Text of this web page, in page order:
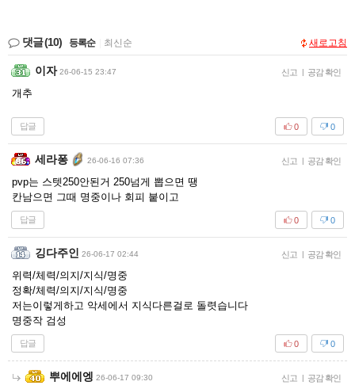
댓글(10) 등록순 최신순 새로고침
이자 26-06-15 23:47 신고 | 공감 확인
개추
답글 0
0
세라퐁 26-06-16 07:36 신고 | 공감 확인
pvp는 스텟250안된거 250넘게 뽑으면 땡
칸남으면 그때 명중이나 회피 붙이고
답글 0
0
깅다주인 26-06-17 02:44 신고 | 공감 확인
위력/체력/의지/지식/명중
정확/체력/의지/지식/명중
저는이렇게하고 악세에서 지식다른걸로 돌렷습니다
명중작 검성
답글 0
0
뿌에에엥 26-06-17 09:30 신고 | 공감 확인